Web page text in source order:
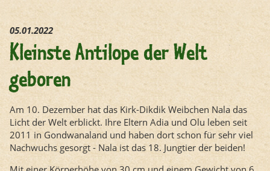
05.01.2022
Kleinste Antilope der Welt
geboren
Am 10. Dezember hat das Kirk-Dikdik Weibchen Nala das
Licht der Welt erblickt. Ihre Eltern Adia und Olu leben seit
2011 in Gondwanaland und haben dort schon für sehr viel
Nachwuchs gesorgt - Nala ist das 18. Jungtier der beiden!